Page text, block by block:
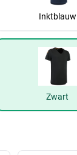
Inktblauw
Zwart